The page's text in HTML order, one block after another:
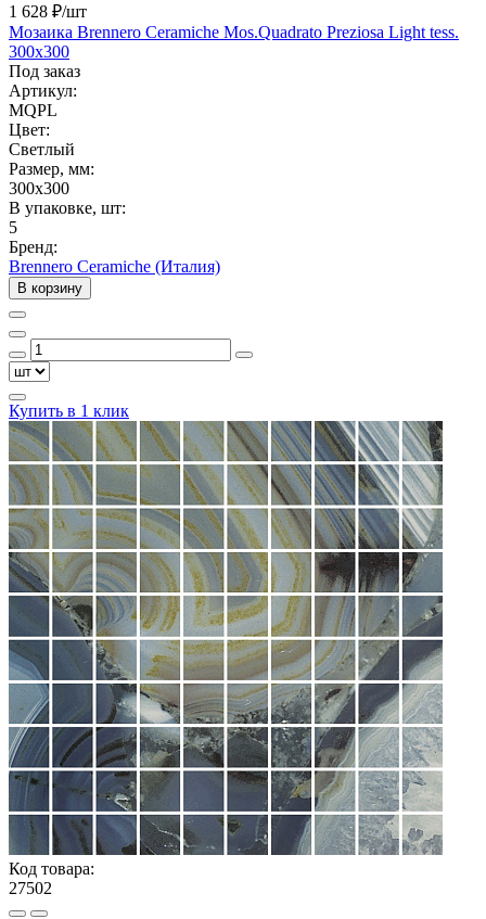
1 628 ₽/шт
Мозаика Brennero Ceramiche Mos.Quadrato Preziosa Light tess.
300x300
Под заказ
Артикул:
MQPL
Цвет:
Светлый
Размер, мм:
300x300
В упаковке, шт:
5
Бренд:
Brennero Ceramiche (Италия)
В корзину
Купить в 1 клик
Код товара:
27502